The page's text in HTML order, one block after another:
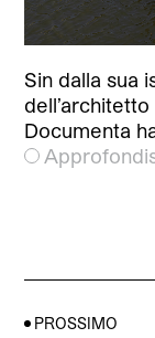
Sin dalla sua
Documenta
PROSSIMO